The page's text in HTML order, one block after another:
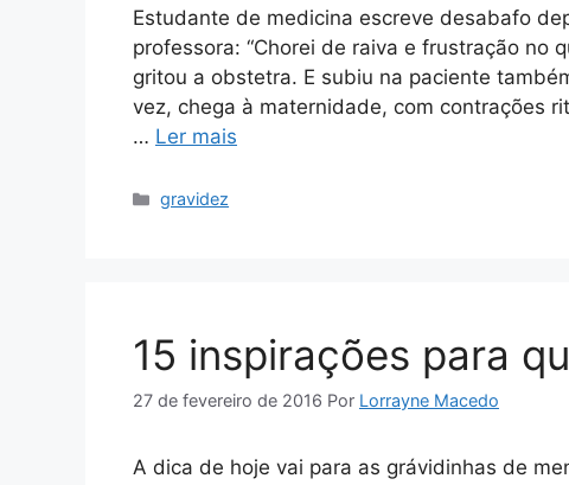
Estudante de medicina escreve desabafo
professora: “Chorei de raiva e frustração no
gritou a obstetra. E subiu na paciente
vez, chega à maternidade, com contrações
… Ler mais
Categorias
gravidez
15 inspirações para
27 de fevereiro de 2016 Por Lorrayne Macedo
A dica de hoje vai para as grávidinhas de